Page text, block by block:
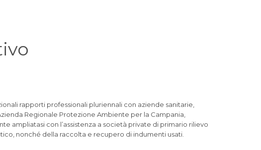
rapporti professionali pluriennali con aziende sanitarie,
Regionale Protezione Ambiente per la Campania,
ampliatasi con l’assistenza a società private di primario rilievo
nonché della raccolta e recupero di indumenti usati.